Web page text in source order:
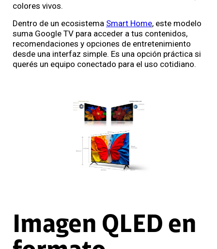
colores vivos.
Dentro de un ecosistema Smart Home, este modelo
suma Google TV para acceder a tus contenidos,
recomendaciones y opciones de entretenimiento
desde una interfaz simple. Es una opción práctica si
querés un equipo conectado para el uso cotidiano.
Imagen QLED en